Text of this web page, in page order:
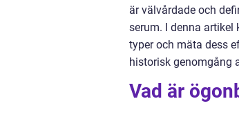
är välvårdade och
serum. I denna artikel
typer och mäta dess
historisk genomgång
Vad är